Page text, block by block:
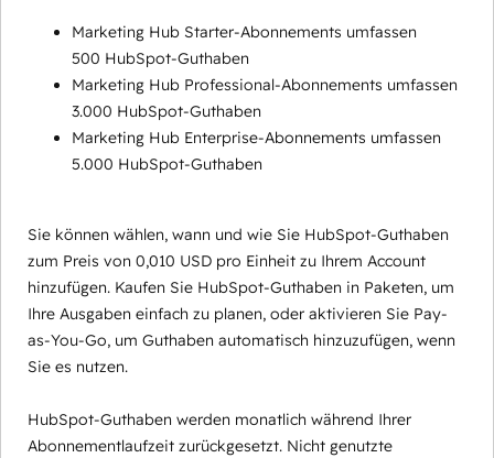
Marketing Hub Starter-Abonnements umfassen
500 HubSpot-Guthaben
Marketing Hub Professional-Abonnements umfassen
3.000 HubSpot-Guthaben
Marketing Hub Enterprise-Abonnements umfassen
5.000 HubSpot-Guthaben
Sie können wählen, wann und wie Sie HubSpot-Guthaben
zum Preis von 0,010 USD pro Einheit zu Ihrem Account
hinzufügen. Kaufen Sie HubSpot-Guthaben in Paketen, um
Ihre Ausgaben einfach zu planen, oder aktivieren Sie Pay-
as-You-Go, um Guthaben automatisch hinzuzufügen, wenn
Sie es nutzen.
HubSpot-Guthaben werden monatlich während Ihrer
Abonnementlaufzeit zurückgesetzt. Nicht genutzte